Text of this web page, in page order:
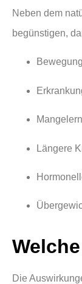
Neben dem
begünstigen,
Längere
Die